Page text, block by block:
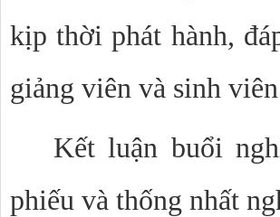
kịp thời phát hành,
giảng viên và sinh
Kết luận buổi
phiếu và thống nhất